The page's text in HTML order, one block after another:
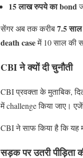
15 लाख रुपये का bond
सेंगर अब तक करीब7.5
death caseमें 10 साल की
CBI ने क्यों दी चुनौती
CBI प्रवक्ता के मुताबिक,
में challenge किया जाए।
CBI ने साफ किया है कि यह
सड़क पर उतरी पीड़िता